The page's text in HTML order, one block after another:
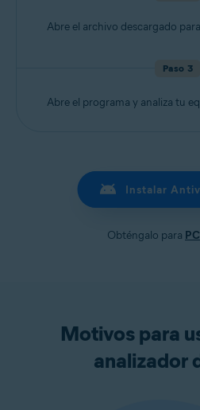
Abre el archivo descargado
Paso 3
Abre el programa y analiza tu
Instalar
Obténgalo para PC
Motivos para
analizador